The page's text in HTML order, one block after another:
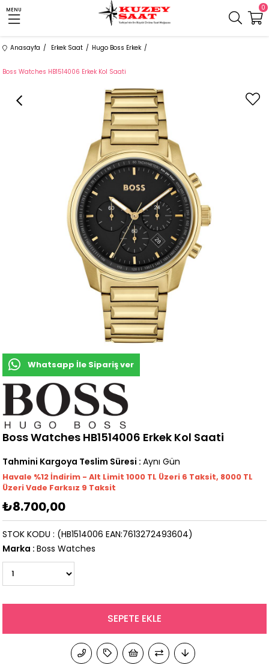
MENU 0
Anasayfa Erkek Saat Hugo Boss Erkek
Boss Watches HB1514006 Erkek Kol Saati
Whatsapp İle Sipariş ver
Boss Watches HB1514006 Erkek Kol Saati
Tahmini Kargoya Teslim Süresi : Aynı Gün
Havale %12 İndirim - Alt Limit 1000 TL Üzeri 6 Taksit, 8000 TL
Üzeri Vade Farksız 9 Taksit
₺8.700,00
(HB1514006 EAN:7613272493604)
STOK KODU
Marka : Boss Watches